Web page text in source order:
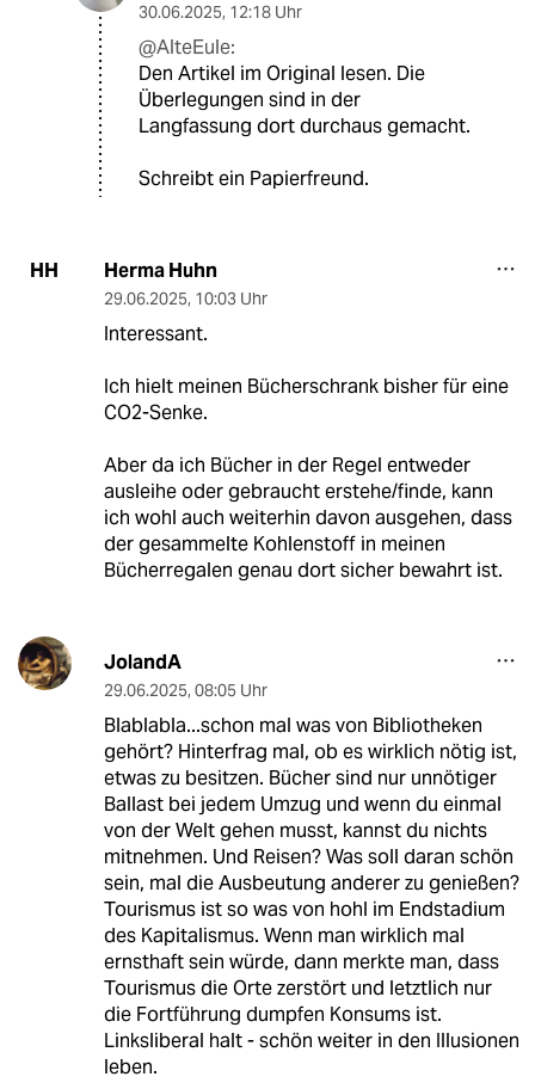
30.06.2025, 12:18 Uhr
@AlteEule:
Den Artikel im Original lesen. Die
Überlegungen sind in der
Langfassung dort durchaus gemacht.
Schreibt ein Papierfreund.
HH Herma Huhn
29.06.2025, 10:03 Uhr
Interessant.
Ich hielt meinen Bücherschrank bisher für eine
CO2-Senke.
Aber da ich Bücher in der Regel entweder
ausleihe oder gebraucht erstehe/finde, kann
ich wohl auch weiterhin davon ausgehen, dass
der gesammelte Kohlenstoff in meinen
Bücherregalen genau dort sicher bewahrt ist.
JolandA
29.06.2025, 08:05 Uhr
Blablabla...schon mal was von Bibliotheken
gehört? Hinterfrag mal, ob es wirklich nötig ist,
etwas zu besitzen. Bücher sind nur unnötiger
Ballast bei jedem Umzug und wenn du einmal
von der Welt gehen musst, kannst du nichts
mitnehmen. Und Reisen? Was soll daran schön
sein, mal die Ausbeutung anderer zu genießen?
Tourismus ist so was von hohl im Endstadium
des Kapitalismus. Wenn man wirklich mal
ernsthaft sein würde, dann merkte man, dass
Tourismus die Orte zerstört und letztlich nur
die Fortführung dumpfen Konsums ist.
Linksliberal halt - schön weiter in den Illusionen
leben.